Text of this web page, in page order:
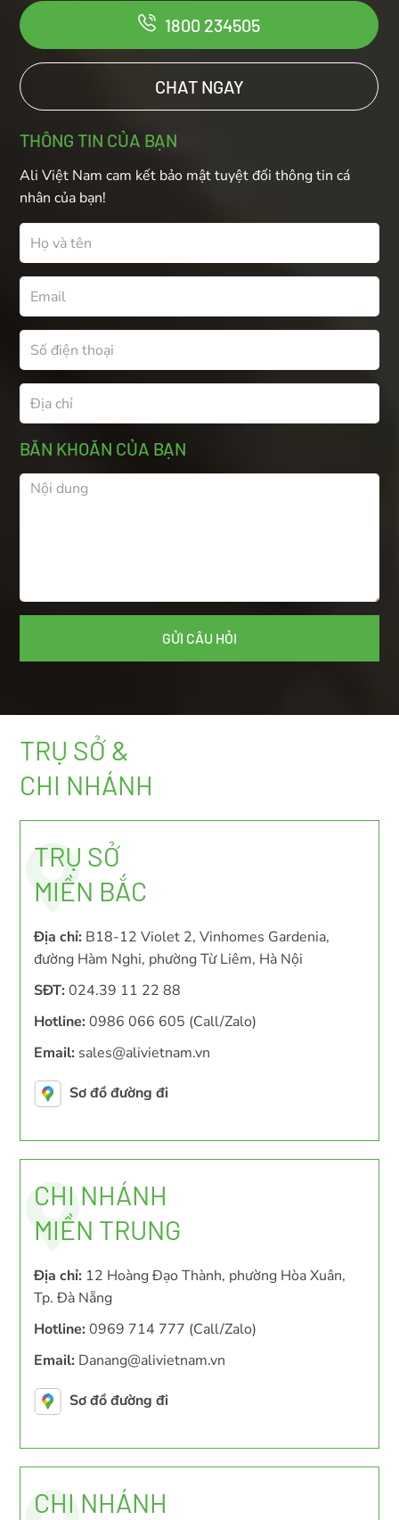
1800 234505
CHAT NGAY
THÔNG TIN CỦA BẠN
Ali Việt Nam cam kết bảo mật tuyệt đối thông tin cá
nhân của bạn!
BĂN KHOĂN CỦA BẠN
TRỤ SỞ &
CHI NHÁNH
TRỤ SỞ
MIỀN BẮC
Địa chỉ: B18-12 Violet 2, Vinhomes Gardenia,
đường Hàm Nghi, phường Từ Liêm, Hà Nội
SĐT: 024.39 11 22 88
Hotline: 0986 066 605 (Call/Zalo)
Email: sales@alivietnam.vn
Sơ đồ đường đi
CHI NHÁNH
MIỀN TRUNG
Địa chỉ: 12 Hoàng Đạo Thành, phường Hòa Xuân,
Tp. Đà Nẵng
Hotline: 0969 714 777 (Call/Zalo)
Email: Danang@alivietnam.vn
Sơ đồ đường đi
CHI NHÁNH